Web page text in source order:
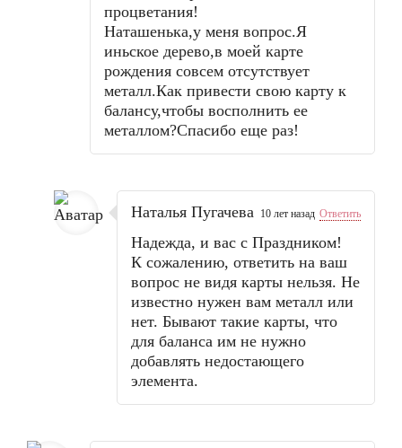
процветания!
Наташенька,у меня вопрос.Я
иньское дерево,в моей карте
рождения совсем отсутствует
металл.Как привести свою карту к
балансу,чтобы восполнить ее
металлом?Спасибо еще раз!
Наталья Пугачева 10 лет назад Ответить
Надежда, и вас с Праздником!
К сожалению, ответить на ваш
вопрос не видя карты нельзя. Не
известно нужен вам металл или
нет. Бывают такие карты, что
для баланса им не нужно
добавлять недостающего
элемента.